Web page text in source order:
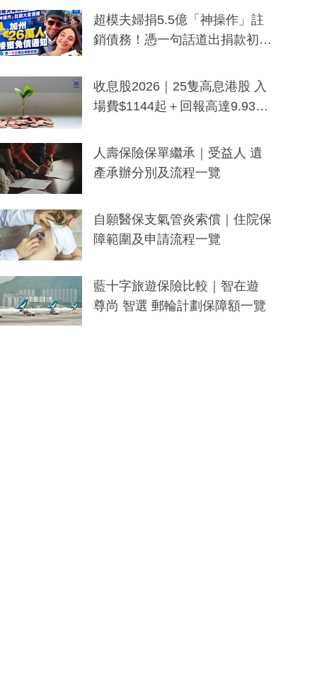
超模夫婦捐5.5億「神操作」註
銷債務！憑一句話道出捐款初
一度被誤當詐騙手段
收息股2026｜25隻高息港股 入
場費$1144起＋回報高達9.93
人壽保險保單繼承｜受益人 遺
產承辦分別及流程一覽
自願醫保支氣管炎索償｜住院保
障範圍及申請流程一覽
藍十字旅遊保險比較｜智在遊
尊尚 智選 郵輪計劃保障額一覽